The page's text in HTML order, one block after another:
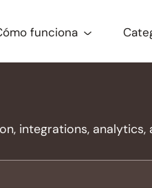
funciona
integrations, analytics,